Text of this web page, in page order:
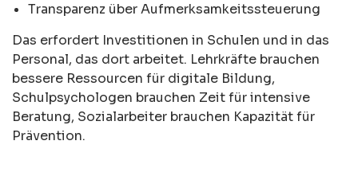
Transparenz über Aufmerksamkeitssteuerung
Das erfordert Investitionen in Schulen und in das
Personal, das dort arbeitet. Lehrkräfte brauchen
bessere Ressourcen für digitale Bildung,
Schulpsychologen brauchen Zeit für intensive
Beratung, Sozialarbeiter brauchen Kapazität für
Prävention.